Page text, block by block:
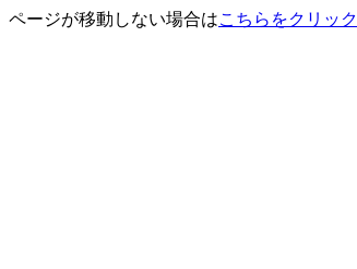
ページが移動しない場合はこちらをクリック